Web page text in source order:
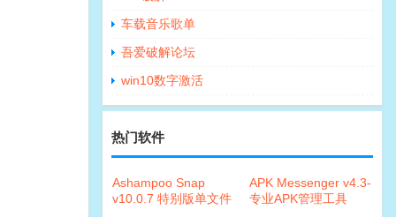
车载音乐歌单
吾爱破解论坛
win10数字激活
热门软件
Ashampoo Snap
v10.0.7 特别版单文件
APK Messenger v4.3-
专业APK管理工具